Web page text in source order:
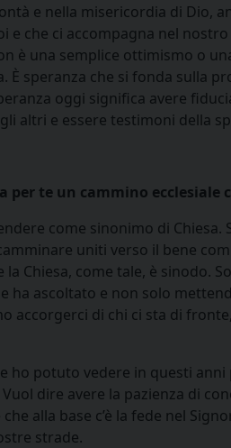
e nella misericordia di Dio,
e che ci accompagna nel
è una semplice ottimismo o
speranza che si fonda sulla
oggi significa avere
altri e essere testimoni della
per te un cammino ecclesiale
come sinonimo di Chiesa.
uniti verso il bene
Chiesa, come tale, è sinodo.
ha ascoltato e non solo
accorgerci di chi ci sta di
ho potuto vedere in questi
dire avere la pazienza di
alla base c’è la fede nel
strade.